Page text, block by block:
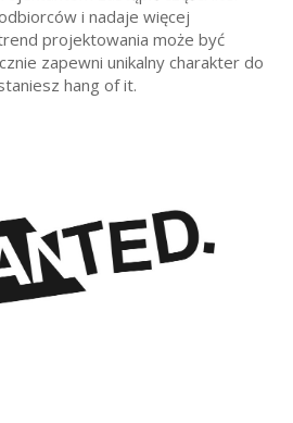
i nadaje więcej
projektowania może być
zapewni unikalny charakter do
hang of it.